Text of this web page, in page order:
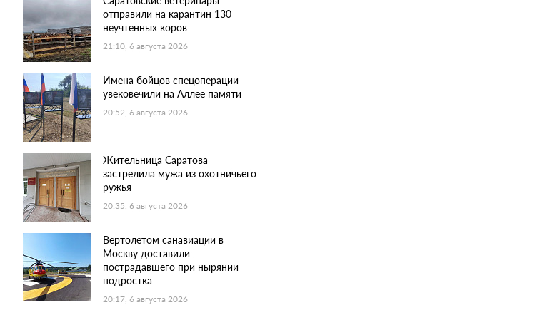
отправили на карантин 130
неучтенных коров
21:10, 6 августа 2026
Имена бойцов спецоперации
увековечили на Аллее памяти
20:52, 6 августа 2026
Жительница Саратова
застрелила мужа из охотничьего
ружья
20:35, 6 августа 2026
Вертолетом санавиации в
Москву доставили
пострадавшего при нырянии
подростка
20:17, 6 августа 2026